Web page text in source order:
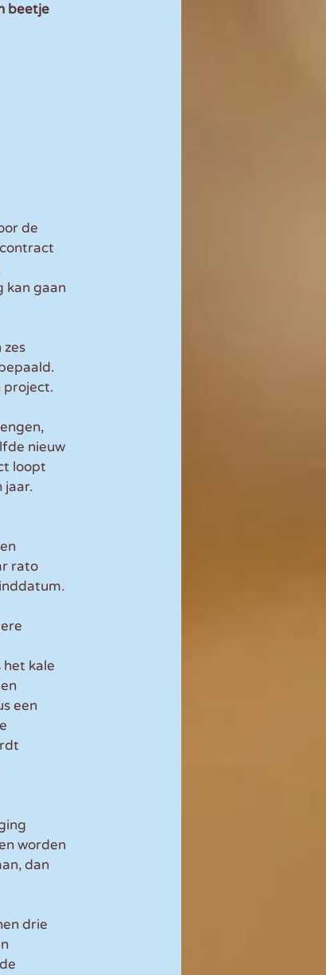
beetje
de
kan gaan
project.
nieuw
loopt
jaar.
rato
kale
een
worden
dan
drie